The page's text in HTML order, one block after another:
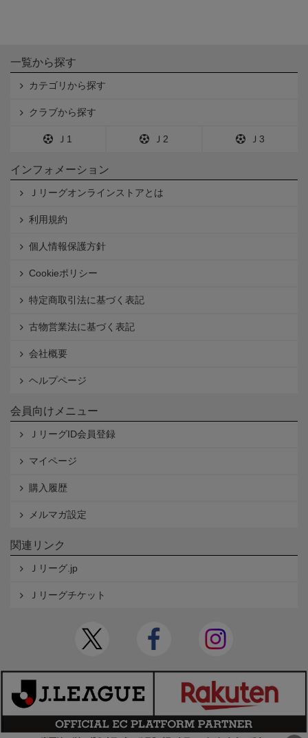
一覧から探す
カテゴリから探す
クラブから探す
Ｊ1 Ｊ2 Ｊ3
インフォメーション
Ｊリーグオンラインストアとは
利用規約
個人情報保護方針
Cookieポリシー
特定商取引法に基づく表記
古物営業法に基づく表記
会社概要
ヘルプページ
会員向けメニュー
ＪリーグID会員登録
マイページ
購入履歴
メルマガ設定
関連リンク
Ｊリーグ.jp
Ｊリーグチケット